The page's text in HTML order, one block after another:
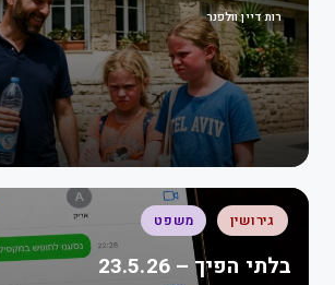
רות דיין וולפנר
גירושין משפט
בלתי הפיך – 23.5.26